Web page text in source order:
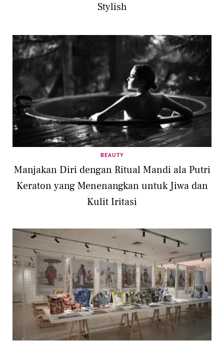
Stylish
BEAUTY
Manjakan Diri dengan Ritual Mandi ala Putri
Keraton yang Menenangkan untuk Jiwa dan
Kulit Iritasi